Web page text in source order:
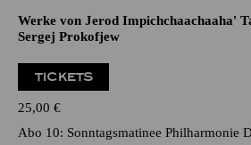
Werke von Jerod Impichchaachaaha'
Sergej Prokofjew
TICKETS
25,00 €
Abo 10: Sonntagsmatinee Philharmonie